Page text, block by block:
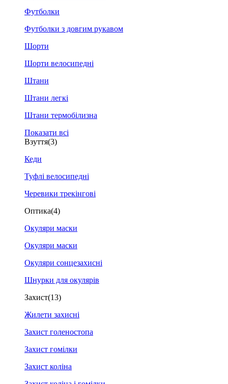
Футболки
Футболки з довгим рукавом
Шорти
Шорти велосипедні
Штани
Штани легкі
Штани термобілизна
Показати всі
Взуття(3)
Кеди
Туфлі велосипедні
Черевики трекінгові
Оптика(4)
Окуляри маски
Окуляри маски
Окуляри сонцезахисні
Шнурки для окулярів
Захист(13)
Жилети захисні
Захист голеностопа
Захист гомілки
Захист коліна